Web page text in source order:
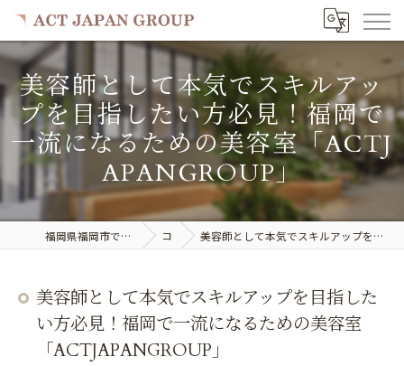
美容師として本気でスキルアッ
プを目指したい方必見！福岡で
一流になるための美容室「ACTJ
APANGROUP」
福岡県福岡市で美容室の求人ならACT JAPAN GROUP コラム 美容師として本気でスキルアップを目指したい方必見！福岡で一流になるための美容室「ACTJAPANGROUP」
美容師として本気でスキルアップを目指した
い方必見！福岡で一流になるための美容室
「ACTJAPANGROUP」